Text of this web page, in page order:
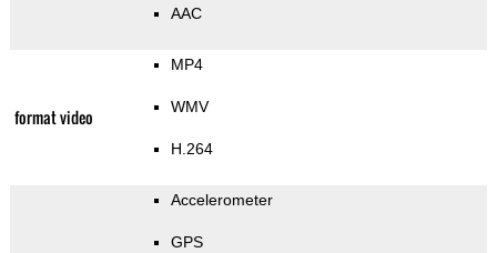
AAC
format video
MP4
WMV
H.264
Accelerometer
GPS